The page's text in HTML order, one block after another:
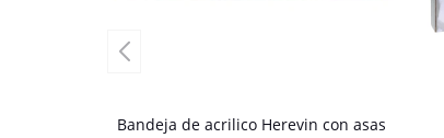
Bandeja de acrilico Herevin con asas